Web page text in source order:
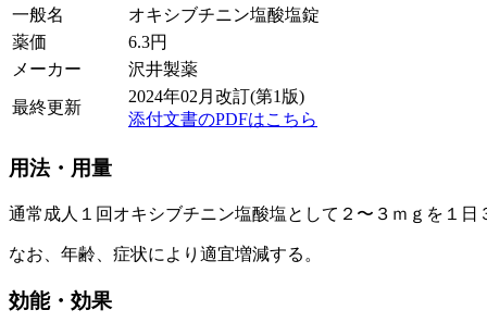
一般名
オキシブチニン塩酸塩錠
薬価
6.3円
メーカー
沢井製薬
最終更新
2024年02月改訂(第1版)
添付文書のPDFはこちら
用法・用量
通常成人１回オキシブチニン塩酸塩として２〜３ｍｇを１日
なお、年齢、症状により適宜増減する。
効能・効果